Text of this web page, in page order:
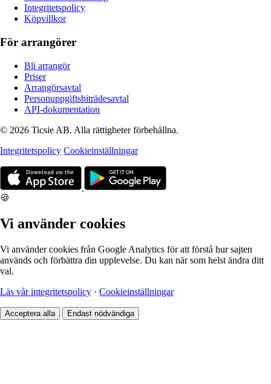
Integritetspolicy
Köpvillkor
För arrangörer
Bli arrangör
Priser
Arrangörsavtal
Personuppgiftsbiträdesavtal
API-dokumentation
© 2026 Ticsie AB. Alla rättigheter förbehållna.
Integritetspolicy Cookieinställningar
🍪
Vi använder cookies
Vi använder cookies från Google Analytics för att förstå hur sajten
används och förbättra din upplevelse. Du kan när som helst ändra ditt
val.
Läs vår integritetspolicy · Cookieinställningar
Acceptera alla Endast nödvändiga